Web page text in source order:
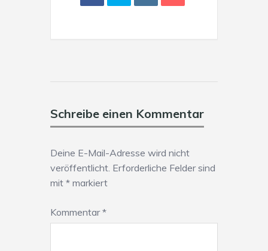
Schreibe einen Kommentar
Deine E-Mail-Adresse wird nicht
veröffentlicht. Erforderliche Felder sind
mit * markiert
Kommentar*